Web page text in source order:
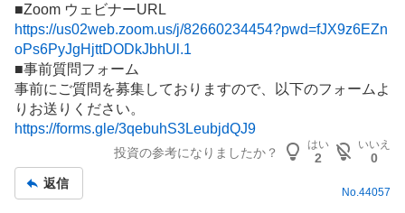
■Zoom ウェビナーURL
https://us02web.zoom.us/j/82660234454?pwd=fJX9z6EZn
oPs6PyJgHjttDODkJbhUl.1
■事前質問フォーム
事前にご質問を募集しておりますので、以下のフォームよ
りお送りください。
https://forms.gle/3qebuhS3LeubjdQJ9
投資の参考になりましたか？
はい
2
いいえ
0
返信
No.44057